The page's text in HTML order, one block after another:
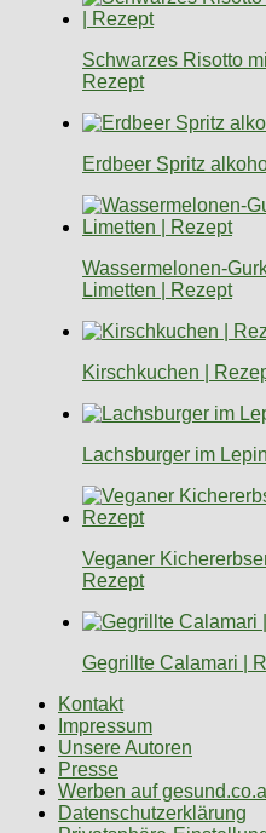
Schwarzes Risotto
Rezept
Erdbeer Spritz
Wassermelonen-
Limetten | Rezept
Kirschkuchen |
Lachsburger im
Veganer
Rezept
Gegrillte Calamari |
Kontakt
Impressum
Unsere Autoren
Presse
Werben auf
Datenschutzerklärung